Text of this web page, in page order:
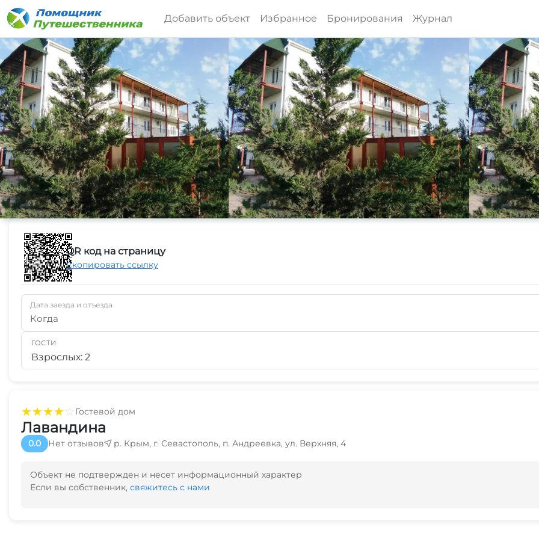
Добавить объект Избранное Бронирования Журнал
★★★★☆Гостевой дом
Лавандина
0.0 Нет отзывов р. Крым, г. Севастополь, п. Андреевка, ул. Верхняя, 4
Объект не подтвержден и несет информационный характер
Если вы собственник, свяжитесь с нами
QR код на страницу
Скопировать ссылку
Дата заезда и отъезда
Когда
ГОСТИ
Взрослых: 2